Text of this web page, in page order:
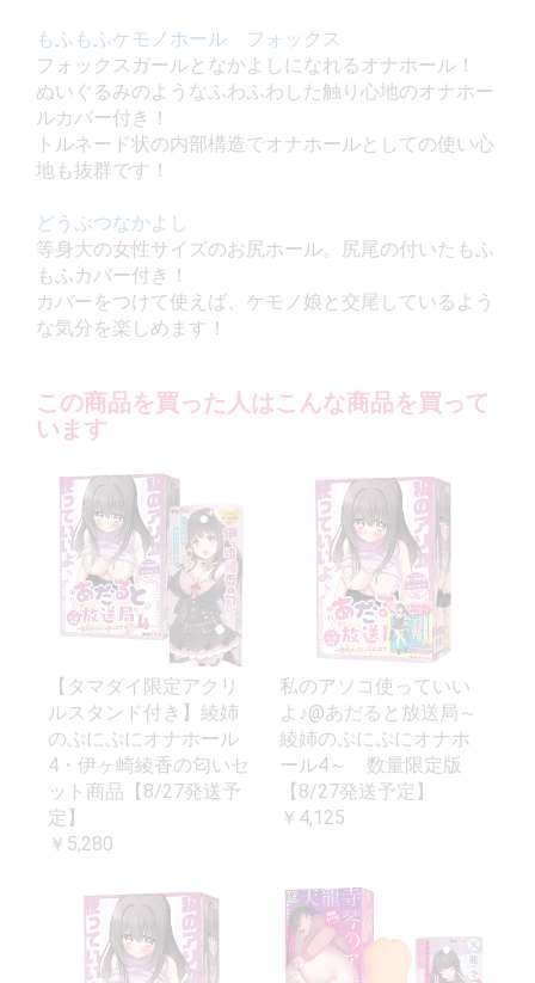
もふもふケモノホール フォックス
フォックスガールとなかよしになれるオナホール！
ぬいぐるみのようなふわふわした触り心地のオナホー
ルカバー付き！
トルネード状の内部構造でオナホールとしての使い心
地も抜群です！
どうぶつなかよし
等身大の女性サイズのお尻ホール。尻尾の付いたもふ
もふカバー付き！
カバーをつけて使えば、ケモノ娘と交尾しているよう
な気分を楽しめます！
この商品を買った人はこんな商品を買って
います
【タマダイ限定アクリ
ルスタンド付き】綾姉
のぷにぷにオナホール
4・伊ヶ崎綾香の匂いセ
ット商品【8/27発送予
定】
￥5,280
私のアソコ使っていい
よ♪@あだると放送局～
綾姉のぷにぷにオナホ
ール4～ 数量限定版
【8/27発送予定】
￥4,125